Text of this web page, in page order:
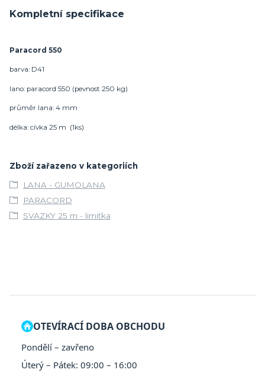
Kompletní specifikace
Paracord 550
barva: D41
lano: paracord 550 (pevnost 250 kg)
průměr lana: 4 mm
délka: cívka 25 m (1ks)
Zboží zařazeno v kategoriích
LANA - GUMOLANA
PARACORD
SVAZKY 25 m - limitka
OTEVÍRACÍ DOBA OBCHODU
Pondělí – zavřeno
Úterý – Pátek: 09:00 – 16:00